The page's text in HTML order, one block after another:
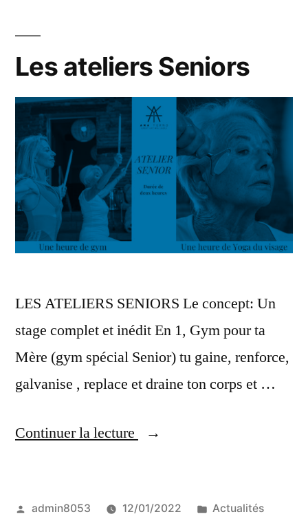
Les ateliers Seniors
LES ATELIERS SENIORS Le concept: Un
stage complet et inédit En 1, Gym pour ta
Mère (gym spécial Senior) tu gaine, renforce,
galvanise , replace et draine ton corps et …
Continuer la lecture
« Les
Publié
admin8053 12/01/2022
Publié
Actualités